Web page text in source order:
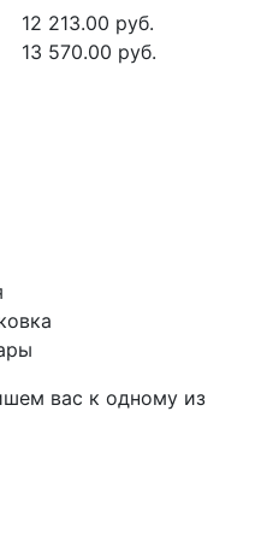
12 213.00 руб.
13 570.00 руб.
вас к одному из